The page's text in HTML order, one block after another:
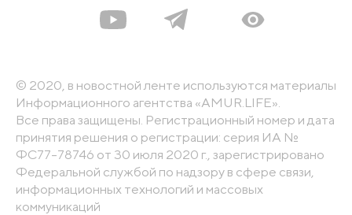
© 2020, в новостной ленте используются материалы
Информационного агентства «AMUR.LIFE».
Все права защищены. Регистрационный номер и дата
принятия решения о регистрации: серия ИА №
ФС77-78746 от 30 июля 2020 г., зарегистрировано
Федеральной службой по надзору в сфере связи,
информационных технологий и массовых
коммуникаций